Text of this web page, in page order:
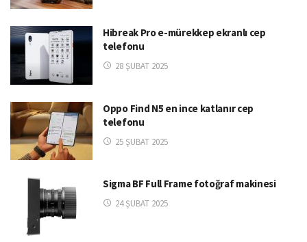
Hibreak Pro e-mürekkep ekranlı cep
telefonu
28 ŞUBAT 2025
Oppo Find N5 en ince katlanır cep
telefonu
25 ŞUBAT 2025
Sigma BF Full Frame fotoğraf makinesi
24 ŞUBAT 2025